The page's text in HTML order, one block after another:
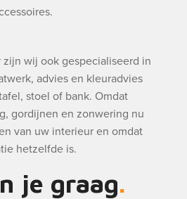
wij ook gespecialiseerd in
advies en kleuradvies
stoel of bank. Omdat
gordijnen en zonwering nu
van uw interieur en omdat
hetzelfde is.
je graag